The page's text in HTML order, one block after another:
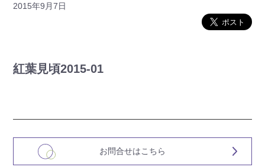
2015年9月7日
紅葉見頃2015-01
お問合せはこちら